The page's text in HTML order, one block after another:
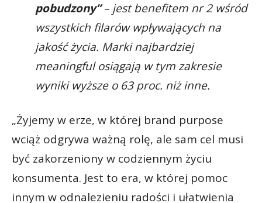
pobudzony”– jest benefitem nr 2 wśród
wszystkich filarów wpływających na
jakość życia. Marki najbardziej
meaningful osiągają w tym zakresie
wyniki wyższe o 63 proc. niż inne.
„Żyjemy w erze, w której brand purpose
wciąż odgrywa ważną rolę, ale sam cel musi
być zakorzeniony w codziennym życiu
konsumenta. Jest to era, w której pomoc
innym w odnalezieniu radości i ułatwienia